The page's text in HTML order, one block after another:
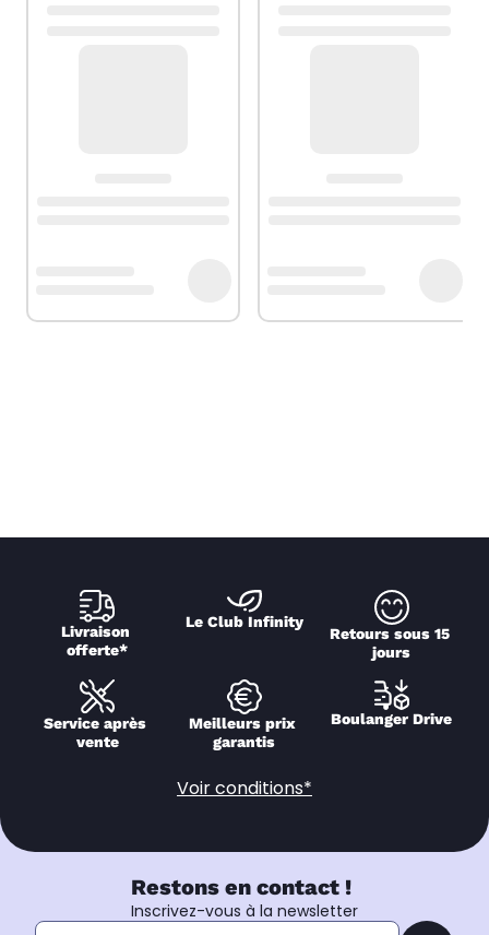
Livraison
offerte*
Le Club Infinity
Retours sous 15
jours
Service après
vente
Meilleurs prix
garantis
Boulanger Drive
Voir conditions*
Restons en contact !
Inscrivez-vous à la newsletter